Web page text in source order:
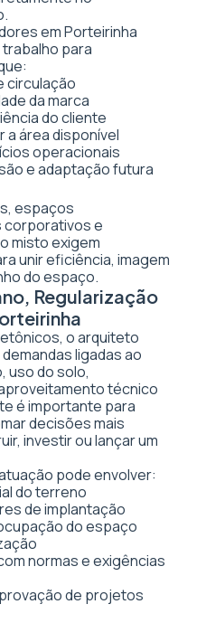
em Porteirinha
para
circulação
da marca
do cliente
a área disponível
operacionais
e adaptação futura
espaços
corporativos e
misto exigem
unir eficiência, imagem
do espaço.
Regularização
o arquiteto
ligadas ao
uso do solo,
técnico
é importante para
decisões mais
investir ou lançar um
pode envolver:
do terreno
de implantação
do espaço
normas e exigências
de projetos